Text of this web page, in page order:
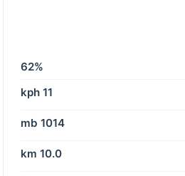
62%
11 kph
1014 mb
10.0 km